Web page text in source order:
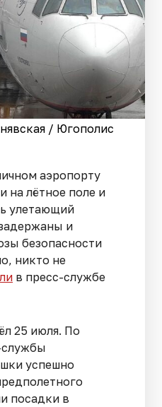
/ Югополис
аэропорту
на лётное поле и
улетающий
и
безопасности
никто не
в пресс-службе
25 июля. По
успешно
посадки в